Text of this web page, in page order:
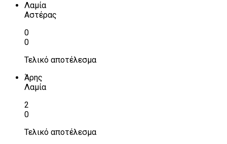
Λαμία
Αστέρας
0
0
Τελικό αποτέλεσμα
Άρης
Λαμία
2
0
Τελικό αποτέλεσμα